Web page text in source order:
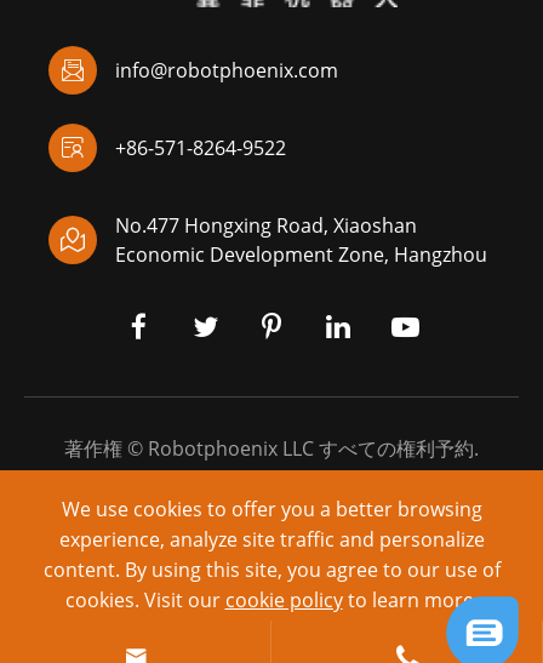
info@robotphoenix.com

+86-571-8264-9522


No.477 Hongxing Road, Xiaoshan
Economic Development Zone, Hangzhou
著作権 © Robotphoenix LLCすべての権利予約.
サイトマップ
プライバシーポリシー
Powered by: yinqingli.com
 
We use cookies to offer you a better browsing
experience, analyze site traffic and personalize
content. By using this site, you agree to our use of
cookies. Visit our cookie policyto learn more.